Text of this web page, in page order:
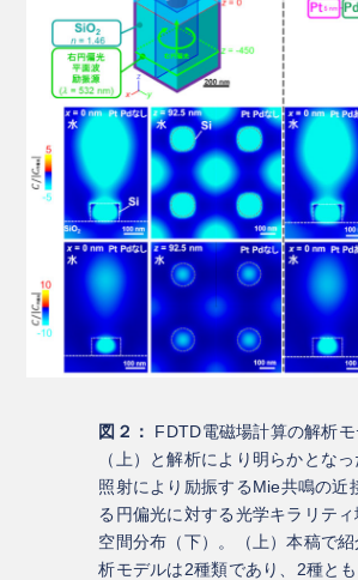
図２：
FDTD電磁場計算の解析
（上）と解析により明らかとな
照射により励振するMie共鳴の近
る円偏光に対する光学キラリテ
空間分布（下）。（上）本稿で
析モデルは2種類であり、2種と